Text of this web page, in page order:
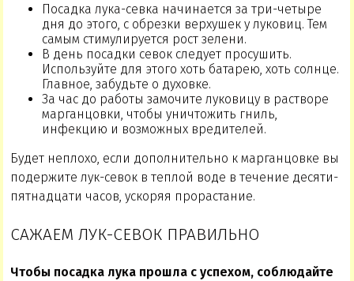
Посадка лука-севка начинается за три-четыре
дня до этого, с обрезки верхушек у луковиц. Тем
самым стимулируется рост зелени.
В день посадки севок следует просушить.
Используйте для этого хоть батарею, хоть солнце.
Главное, забудьте о духовке.
За час до работы замочите луковицу в растворе
марганцовки, чтобы уничтожить гниль,
инфекцию и возможных вредителей.
Будет неплохо, если дополнительно к марганцовке вы
подержите лук-севок в теплой воде в течение десяти-
пятнадцати часов, ускоряя прорастание.
САЖАЕМ ЛУК-СЕВОК ПРАВИЛЬНО
Чтобы посадка лука прошла с успехом, соблюдайте